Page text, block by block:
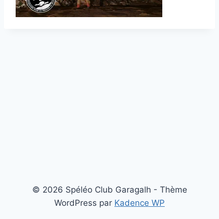
© 2026 Spéléo Club Garagalh - Thème
WordPress par Kadence WP